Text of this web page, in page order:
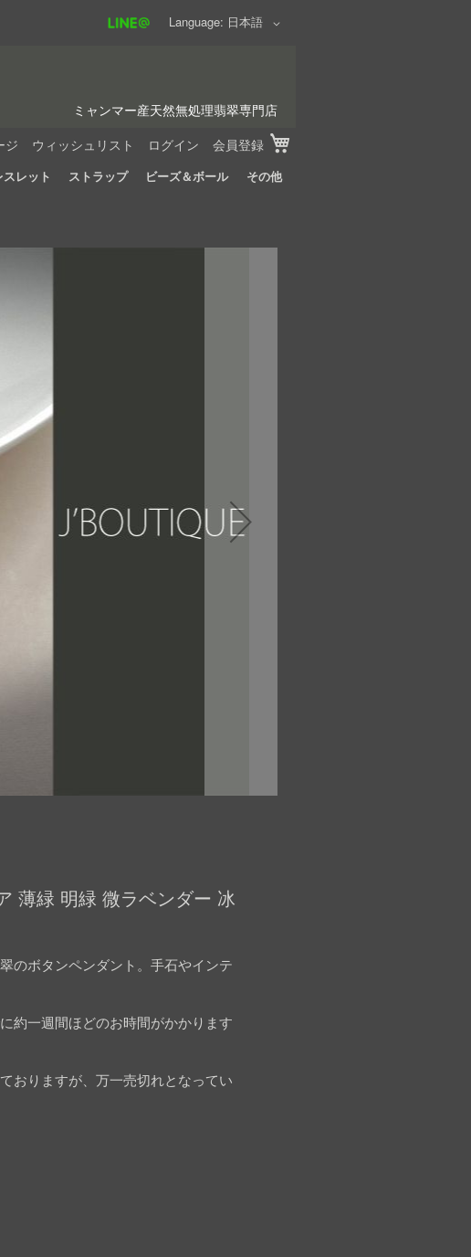
Language
日本語
ジ ウィッシュリスト ログイン 会員登録
ミャンマー産天然無処理翡翠専門店
スレット ストラップ ビーズ＆ボール その他
薄緑 明緑 微ラベンダー 冰
のボタンペンダント。手石やインテ
約一週間ほどのお時間がかかります
おりますが、万一売切れとなってい